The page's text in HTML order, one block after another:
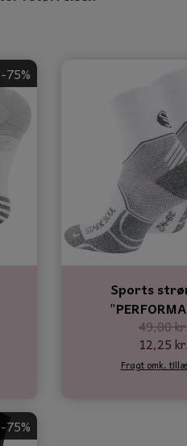
-75%
Sports
49,00
12,25 kr.
Fragt omk.
-75%